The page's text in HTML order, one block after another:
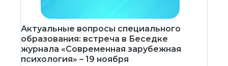
Актуальные вопросы специального
образования: встреча в Беседке
журнала «Современная зарубежная
психология» – 19 ноября